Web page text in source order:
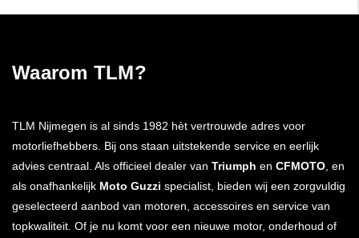
Waarom TLM?
TLM Nijmegen is al sinds 1982 hèt vertrouwde adres voor
motorliefhebbers. Bij ons staan uitstekende service en eerlijk
advies centraal. Als officieel dealer van Triumph en CFMOTO , en
als onafhankelijk Moto Guzzi specialist, bieden wij een zorgvuldig
geselecteerd aanbod van motoren, accessoires en service van
topkwaliteit. Of je nu komt voor een nieuwe motor, onderhoud of